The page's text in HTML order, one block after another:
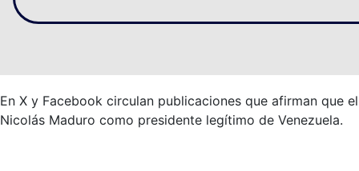
En X y Facebook circulan publicaciones que afirman que
Nicolás Maduro como presidente legítimo de Venezuela.